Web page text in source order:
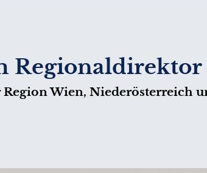
Regionaldirektor
Wien, Niederösterreich